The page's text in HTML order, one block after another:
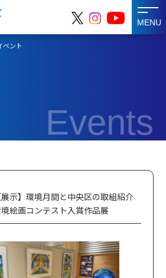
MENU
ベント
Events
示】環境月間と中央区の取組紹介
絵画コンテスト入賞作品展